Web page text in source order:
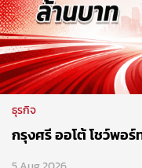
ธุรกิจ
กรุงศรี ออโต้ โชว์พอ